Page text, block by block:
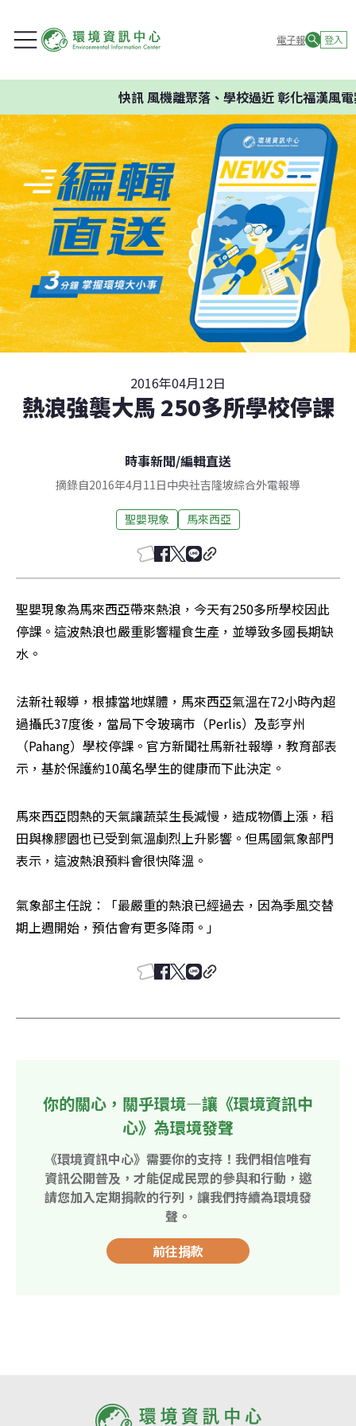
電子報 登入
快訊風機離聚落、學校過近 彰化福漢風電
2016年04月12日
熱浪強襲大馬 250多所學校停課
時事新聞/編輯直送
摘錄自2016年4月11日中央社吉隆坡綜合外電報導
聖嬰現象 馬來西亞
聖嬰現象為馬來西亞帶來熱浪，今天有250多所學校因此
停課。這波熱浪也嚴重影響糧食生產，並導致多國長期缺
水。
法新社報導，根據當地媒體，馬來西亞氣溫在72小時內超
過攝氏37度後，當局下令玻璃市（Perlis）及彭亨州
（Pahang）學校停課。官方新聞社馬新社報導，教育部表
示，基於保護約10萬名學生的健康而下此決定。
馬來西亞悶熱的天氣讓蔬菜生長減慢，造成物價上漲，稻
田與橡膠園也已受到氣溫劇烈上升影響。但馬國氣象部門
表示，這波熱浪預料會很快降溫。
氣象部主任說：「最嚴重的熱浪已經過去，因為季風交替
期上週開始，預估會有更多降雨。」
你的關心，關乎環境—讓《環境資訊中
心》為環境發聲
《環境資訊中心》需要你的支持！我們相信唯有
資訊公開普及，才能促成民眾的參與和行動，邀
請您加入定期捐款的行列，讓我們持續為環境發
聲。
前往捐款